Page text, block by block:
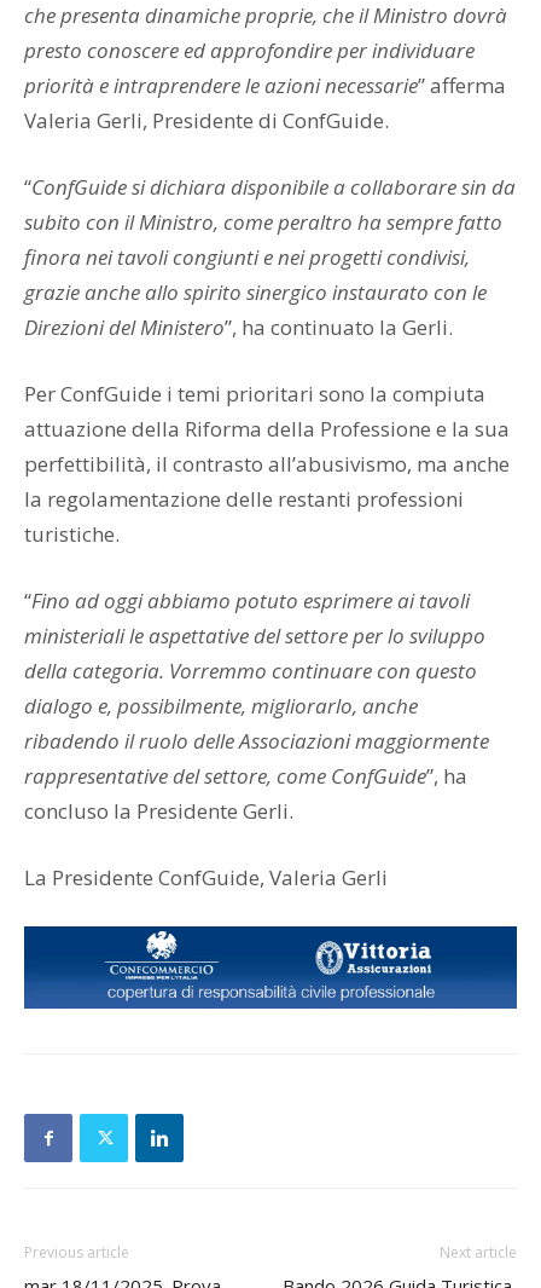
che presenta dinamiche proprie, che il Ministro dovrà
presto conoscere ed approfondire per individuare
priorità e intraprendere le azioni necessarie” afferma
Valeria Gerli, Presidente di ConfGuide.
“ConfGuide si dichiara disponibile a collaborare sin da
subito con il Ministro, come peraltro ha sempre fatto
finora nei tavoli congiunti e nei progetti condivisi,
grazie anche allo spirito sinergico instaurato con le
Direzioni del Ministero”, ha continuato la Gerli.
Per ConfGuide i temi prioritari sono la compiuta
attuazione della Riforma della Professione e la sua
perfettibilità, il contrasto all’abusivismo, ma anche
la regolamentazione delle restanti professioni
turistiche.
“Fino ad oggi abbiamo potuto esprimere ai tavoli
ministeriali le aspettative del settore per lo sviluppo
della categoria. Vorremmo continuare con questo
dialogo e, possibilmente, migliorarlo, anche
ribadendo il ruolo delle Associazioni maggiormente
rappresentative del settore, come ConfGuide”, ha
concluso la Presidente Gerli.
La Presidente ConfGuide, Valeria Gerli
Previous article Next article